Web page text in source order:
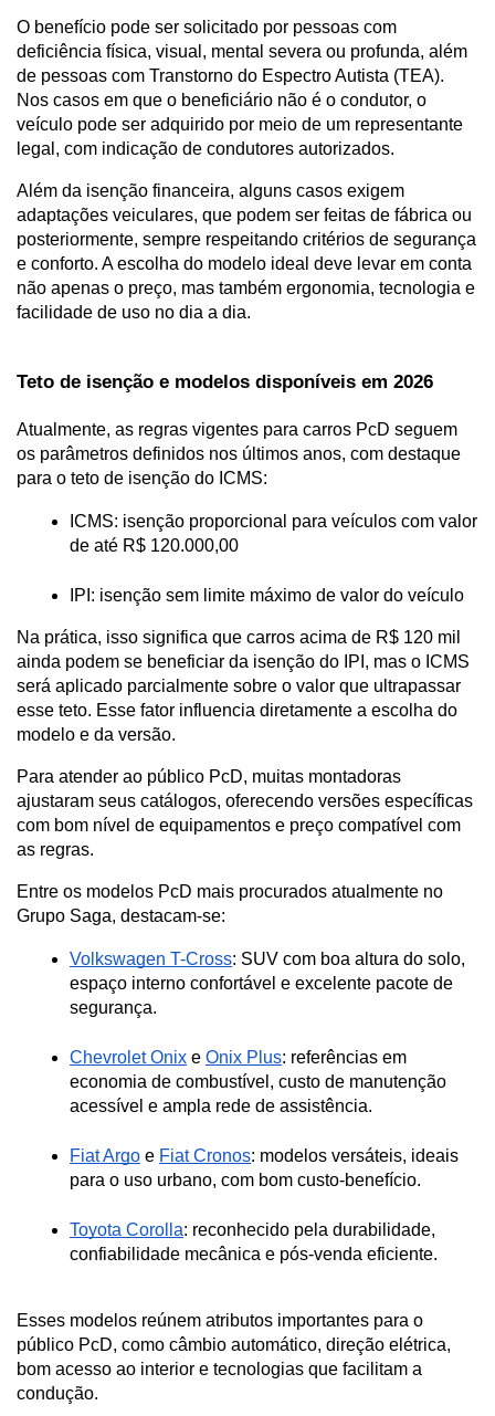
O benefício pode ser solicitado por pessoas com
deficiência física, visual, mental severa ou profunda, além
de pessoas com Transtorno do Espectro Autista (TEA).
Nos casos em que o beneficiário não é o condutor, o
veículo pode ser adquirido por meio de um representante
legal, com indicação de condutores autorizados.
Além da isenção financeira, alguns casos exigem
adaptações veiculares, que podem ser feitas de fábrica ou
posteriormente, sempre respeitando critérios de segurança
e conforto. A escolha do modelo ideal deve levar em conta
não apenas o preço, mas também ergonomia, tecnologia e
facilidade de uso no dia a dia.
Teto de isenção e modelos disponíveis em 2026
Atualmente, as regras vigentes para carros PcD seguem
os parâmetros definidos nos últimos anos, com destaque
para o teto de isenção do ICMS:
ICMS: isenção proporcional para veículos com valor
de até R$ 120.000,00
IPI: isenção sem limite máximo de valor do veículo
Na prática, isso significa que carros acima de R$ 120 mil
ainda podem se beneficiar da isenção do IPI, mas o ICMS
será aplicado parcialmente sobre o valor que ultrapassar
esse teto. Esse fator influencia diretamente a escolha do
modelo e da versão.
Para atender ao público PcD, muitas montadoras
ajustaram seus catálogos, oferecendo versões específicas
com bom nível de equipamentos e preço compatível com
as regras.
Entre os modelos PcD mais procurados atualmente no
Grupo Saga, destacam-se:
Volkswagen T-Cross: SUV com boa altura do solo,
espaço interno confortável e excelente pacote de
segurança.
Chevrolet Onix e Onix Plus: referências em
economia de combustível, custo de manutenção
acessível e ampla rede de assistência.
Fiat Argo e Fiat Cronos: modelos versáteis, ideais
para o uso urbano, com bom custo-benefício.
Toyota Corolla: reconhecido pela durabilidade,
confiabilidade mecânica e pós-venda eficiente.
Esses modelos reúnem atributos importantes para o
público PcD, como câmbio automático, direção elétrica,
bom acesso ao interior e tecnologias que facilitam a
condução.